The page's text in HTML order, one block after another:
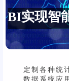
BI实现智
机械行业报价
销售订单报价
定制各种统
数据系统应